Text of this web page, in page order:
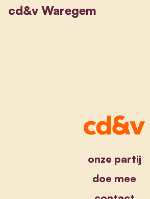
cd&v Waregem
onze partij
doe mee